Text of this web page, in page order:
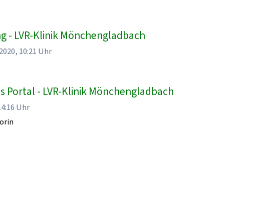
- LVR-Klinik Mönchengladbach
10:21 Uhr
- LVR-Klinik Mönchengladbach
Uhr